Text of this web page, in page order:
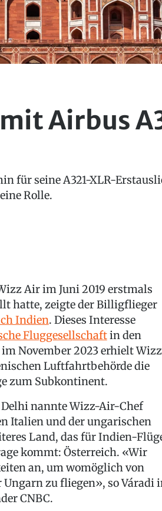
Airbus
für seine A321-XLR-
Rolle.
Air im Juni 2019 erstmals
hatte, zeigte der Billigflieger
Indien. Dieses Interesse
Fluggesellschaftin den
November 2023 erhielt Wizz
Luftfahrtbehörde die
zum Subkontinent.
nannte Wizz-Air-Chef
Italien und der ungarischen
Land, das für Indien-
kommt: Österreich. «Wir
an, um womöglich von
zu fliegen», so Váradi
CNBC.